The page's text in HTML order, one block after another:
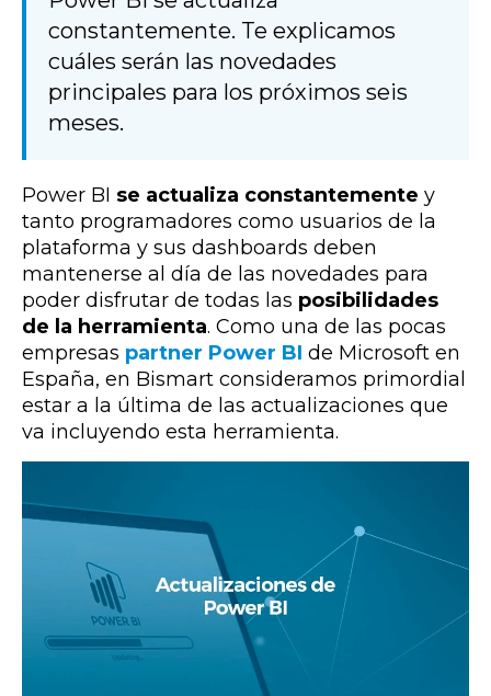
constantemente. Te explicamos
cuáles serán las novedades
principales para los próximos seis
meses.
Power BI se actualiza constantemente y
tanto programadores como usuarios de la
plataforma y sus dashboards deben
mantenerse al día de las novedades para
poder disfrutar de todas las posibilidades
de la herramienta. Como una de las pocas
empresas partner Power BI de Microsoft en
España, en Bismart consideramos primordial
estar a la última de las actualizaciones que
va incluyendo esta herramienta.